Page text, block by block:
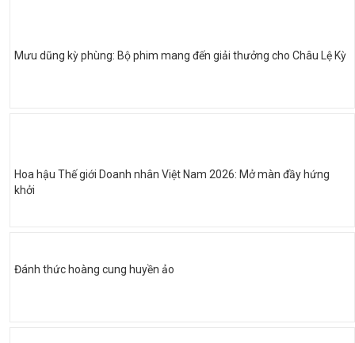
Mưu dũng kỳ phùng: Bộ phim mang đến giải thưởng cho Châu Lệ Kỳ
Hoa hậu Thế giới Doanh nhân Việt Nam 2026: Mở màn đầy hứng
khởi
Đánh thức hoàng cung huyền ảo